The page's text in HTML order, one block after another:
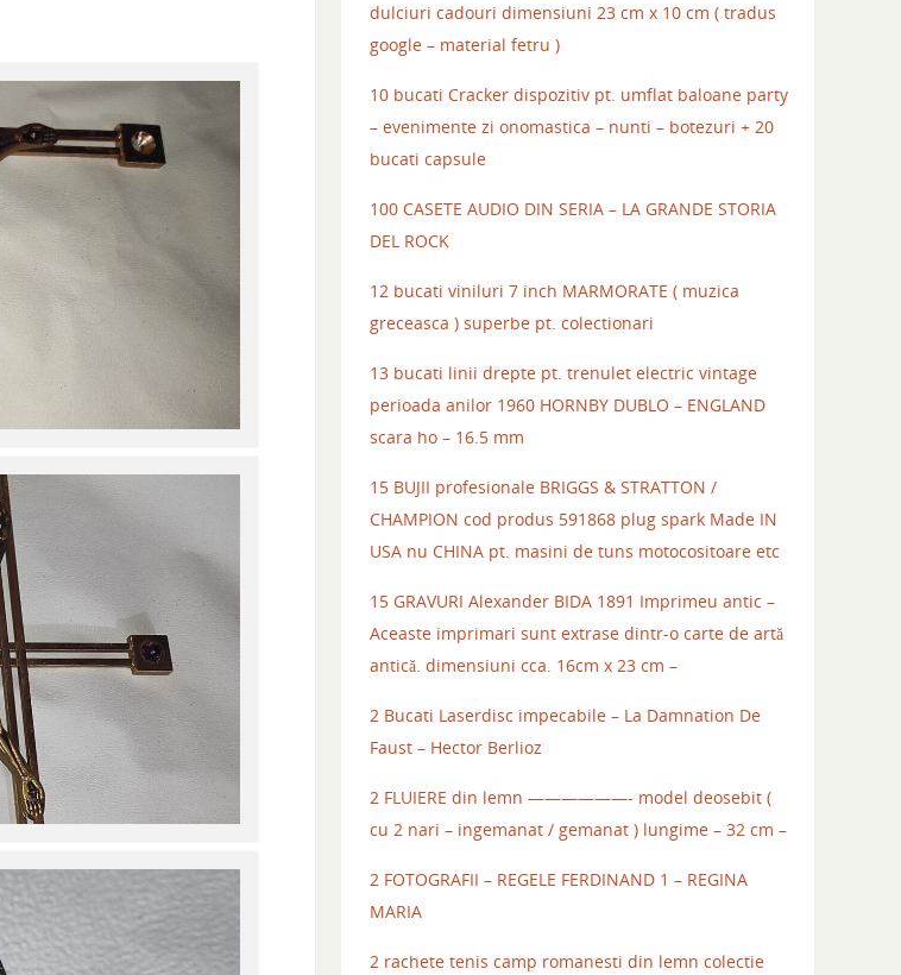
dulciuri cadouri dimensiuni 23 cm x 10 cm ( tradus
google – material fetru )
10 bucati Cracker dispozitiv pt. umflat baloane party
– evenimente zi onomastica – nunti – botezuri + 20
bucati capsule
100 CASETE AUDIO DIN SERIA – LA GRANDE STORIA
DEL ROCK
12 bucati viniluri 7 inch MARMORATE ( muzica
greceasca ) superbe pt. colectionari
13 bucati linii drepte pt. trenulet electric vintage
perioada anilor 1960 HORNBY DUBLO – ENGLAND
scara ho – 16.5 mm
15 BUJII profesionale BRIGGS & STRATTON /
CHAMPION cod produs 591868 plug spark Made IN
USA nu CHINA pt. masini de tuns motocositoare etc
15 GRAVURI Alexander BIDA 1891 Imprimeu antic –
Aceaste imprimari sunt extrase dintr-o carte de artă
antică. dimensiuni cca. 16cm x 23 cm –
2 Bucati Laserdisc impecabile – La Damnation De
Faust – Hector Berlioz
2 FLUIERE din lemn ——————- model deosebit (
cu 2 nari – ingemanat / gemanat ) lungime – 32 cm –
2 FOTOGRAFII – REGELE FERDINAND 1 – REGINA
MARIA
2 rachete tenis camp romanesti din lemn colectie